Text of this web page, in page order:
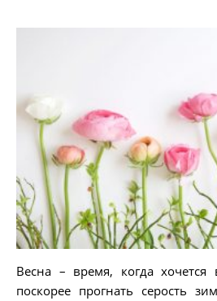
Весна – время, когда хочется
поскорее прогнать серость